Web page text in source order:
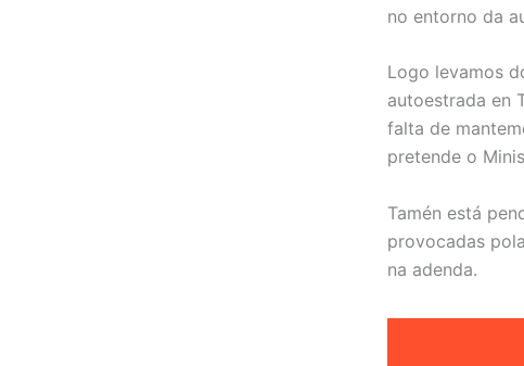
no entorno da
Logo levamos
autoestrada en
falta de
pretende o
Tamén está
provocadas
na adenda.